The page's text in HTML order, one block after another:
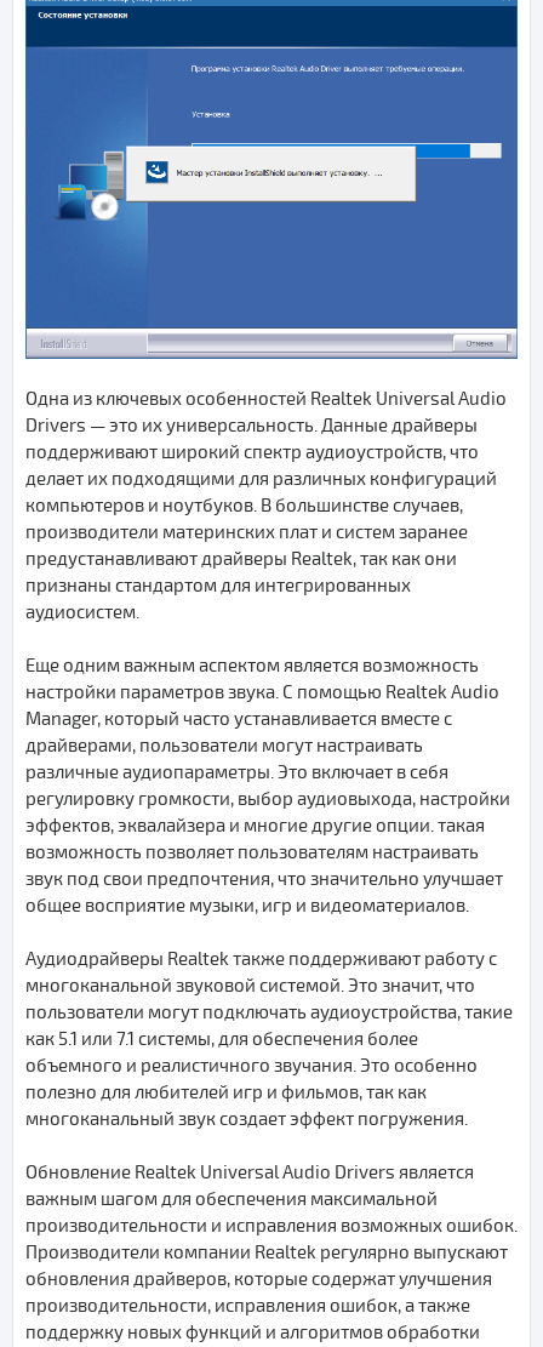
Одна из ключевых особенностей Realtek Universal Audio
Drivers — это их универсальность. Данные драйверы
поддерживают широкий спектр аудиоустройств, что
делает их подходящими для различных конфигураций
компьютеров и ноутбуков. В большинстве случаев,
производители материнских плат и систем заранее
предустанавливают драйверы Realtek, так как они
признаны стандартом для интегрированных
аудиосистем.
Еще одним важным аспектом является возможность
настройки параметров звука. С помощью Realtek Audio
Manager, который часто устанавливается вместе с
драйверами, пользователи могут настраивать
различные аудиопараметры. Это включает в себя
регулировку громкости, выбор аудиовыхода, настройки
эффектов, эквалайзера и многие другие опции. такая
возможность позволяет пользователям настраивать
звук под свои предпочтения, что значительно улучшает
общее восприятие музыки, игр и видеоматериалов.
Аудиодрайверы Realtek также поддерживают работу с
многоканальной звуковой системой. Это значит, что
пользователи могут подключать аудиоустройства, такие
как 5.1 или 7.1 системы, для обеспечения более
объемного и реалистичного звучания. Это особенно
полезно для любителей игр и фильмов, так как
многоканальный звук создает эффект погружения.
Обновление Realtek Universal Audio Drivers является
важным шагом для обеспечения максимальной
производительности и исправления возможных ошибок.
Производители компании Realtek регулярно выпускают
обновления драйверов, которые содержат улучшения
производительности, исправления ошибок, а также
поддержку новых функций и алгоритмов обработки